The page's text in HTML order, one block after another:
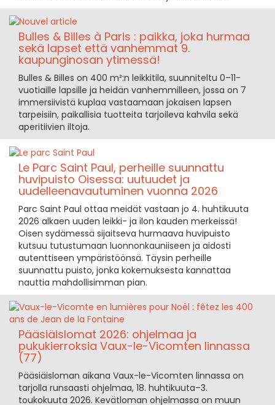
Bulles & Billes à Paris : paikka, joka hurmaa
sekä lapset että vanhemmat 9.
kaupunginosan ytimessä!
Bulles & Billes on 400 m²:n leikkitila, suunniteltu 0–11-
vuotiaille lapsille ja heidän vanhemmilleen, jossa on 7
immersiivistä kuplaa vastaamaan jokaisen lapsen
tarpeisiin, paikallisia tuotteita tarjoileva kahvila sekä
aperitiivien iltoja.
Le Parc Saint Paul, perheille suunnattu
huvipuisto Oisessa: uutuudet ja
uudelleenavautuminen vuonna 2026
Parc Saint Paul ottaa meidät vastaan jo 4. huhtikuuta
2026 alkaen uuden leikki- ja ilon kauden merkeissä!
Oisen sydämessä sijaitseva hurmaava huvipuisto
kutsuu tutustumaan luonnonkauniiseen ja aidosti
autenttiseen ympäristöönsä. Täysin perheille
suunnattu puisto, jonka kokemuksesta kannattaa
nauttia mahdollisimman pian.
Pääsiäislomat 2026: ohjelmaa ja
pukukierroksia Vaux-le-Vicomten linnassa
(77)
Pääsiäisloman aikana Vaux-le-Vicomten linnassa on
tarjolla runsaasti ohjelmaa, 18. huhtikuuta–3.
toukokuuta 2026. Kevätloman ohjelmassa on muun